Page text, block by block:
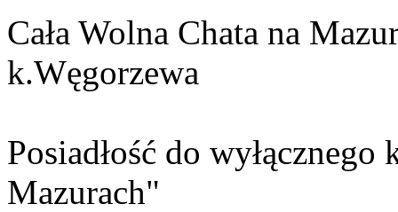
Cała Wolna Chata na
k.Węgorzewa
Posiadłość do
Mazurach"